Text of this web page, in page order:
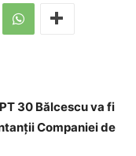
30 Bălcescu va fi
Companiei de